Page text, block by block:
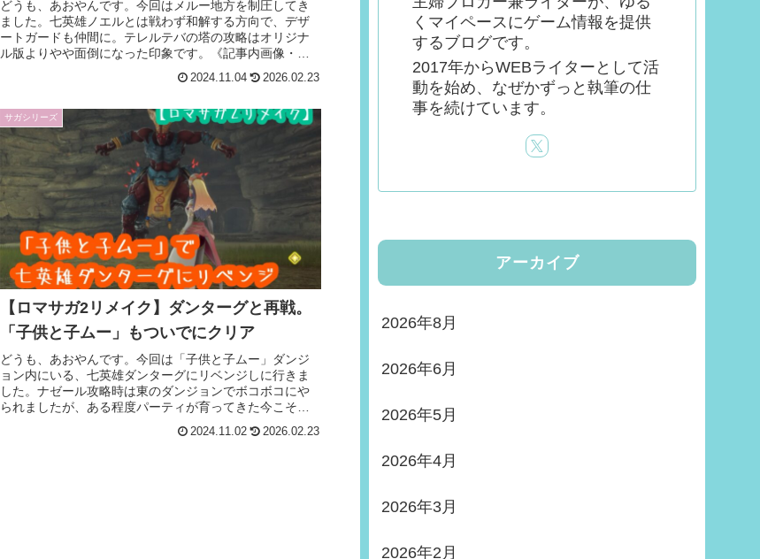
どうも、あおやんです。今回はメルー地方を制圧してき
ました。七英雄ノエルとは戦わず和解する方向で、デザ
ートガードも仲間に。テレルテバの塔の攻略はオリジナ
ル版よりやや面倒になった印象です。《記事内画像・情
報引用元：＠SQUARE ENIX「ロマ...
2024.11.04 2026.02.23
サガシリーズ
【ロマサガ2リメイク】ダンターグと再戦。
「子供と子ムー」もついでにクリア
どうも、あおやんです。今回は「子供と子ムー」ダンジ
ョン内にいる、七英雄ダンターグにリベンジしに行きま
した。ナゼール攻略時は東のダンジョンでボコボコにや
られましたが、ある程度パーティが育ってきた今こそ復
2024.11.02 2026.02.23
くマイペースにゲーム情報を提供
するブログです。
2017年からWEBライターとして活
動を始め、なぜかずっと執筆の仕
事を続けています。
アーカイブ
2026年8月
2026年6月
2026年5月
2026年4月
2026年3月
2026年2月